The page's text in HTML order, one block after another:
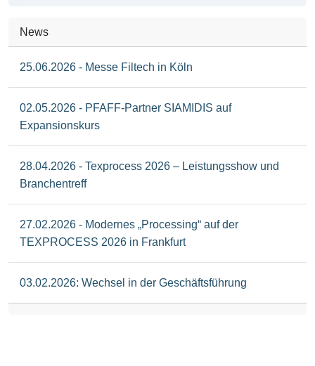
News
25.06.2026 - Messe Filtech in Köln
02.05.2026 - PFAFF-Partner SIAMIDIS auf
Expansionskurs
28.04.2026 - Texprocess 2026 – Leistungsshow und
Branchentreff
27.02.2026 - Modernes „Processing“ auf der
TEXPROCESS 2026 in Frankfurt
03.02.2026: Wechsel in der Geschäftsführung